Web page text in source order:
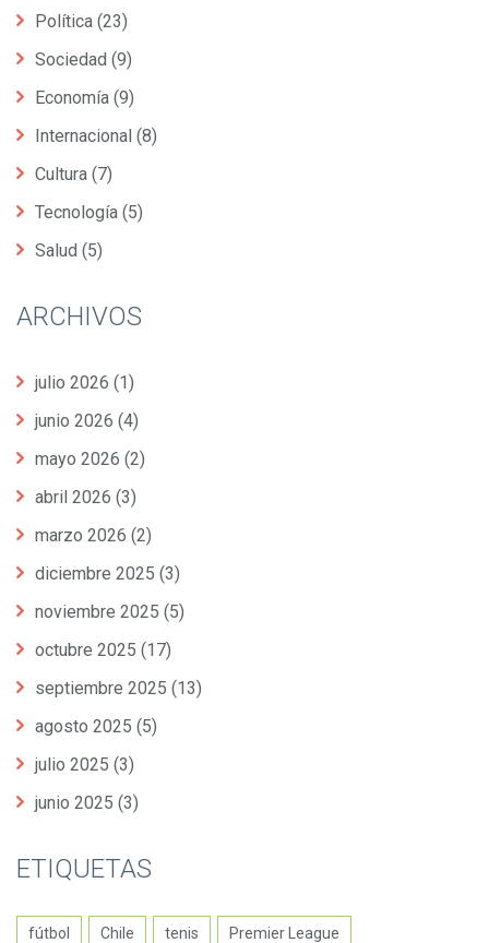
Política (23)
Sociedad (9)
Economía (9)
Internacional (8)
Cultura (7)
Tecnología (5)
Salud (5)
ARCHIVOS
julio 2026 (1)
junio 2026 (4)
mayo 2026 (2)
abril 2026 (3)
marzo 2026 (2)
diciembre 2025 (3)
noviembre 2025 (5)
octubre 2025 (17)
septiembre 2025 (13)
agosto 2025 (5)
julio 2025 (3)
junio 2025 (3)
ETIQUETAS
fútbol Chile tenis Premier League